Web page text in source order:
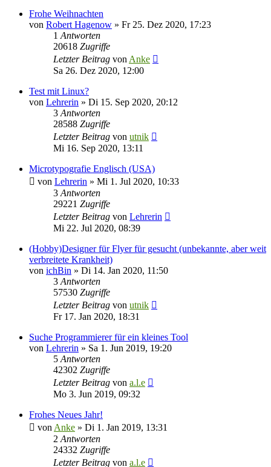
Frohe Weihnachten
von Robert Hagenow » Fr 25. Dez 2020, 17:23
1 Antworten
20618 Zugriffe
Letzter Beitrag von Anke
Sa 26. Dez 2020, 12:00
Test mit Linux?
von Lehrerin » Di 15. Sep 2020, 20:12
3 Antworten
28588 Zugriffe
Letzter Beitrag von utnik
Mi 16. Sep 2020, 13:11
Microtypografie Englisch (USA)
von Lehrerin » Mi 1. Jul 2020, 10:33
3 Antworten
29221 Zugriffe
Letzter Beitrag von Lehrerin
Mi 22. Jul 2020, 08:39
(Hobby)Designer für Flyer für gesucht (unbekannte, aber weit
verbreitete Krankheit)
von ichBin » Di 14. Jan 2020, 11:50
3 Antworten
57530 Zugriffe
Letzter Beitrag von utnik
Fr 17. Jan 2020, 18:31
Suche Programmierer für ein kleines Tool
von Lehrerin » Sa 1. Jun 2019, 19:20
5 Antworten
42302 Zugriffe
Letzter Beitrag von a.l.e
Mo 3. Jun 2019, 09:32
Frohes Neues Jahr!
von Anke » Di 1. Jan 2019, 13:31
2 Antworten
24332 Zugriffe
Letzter Beitrag von a.l.e